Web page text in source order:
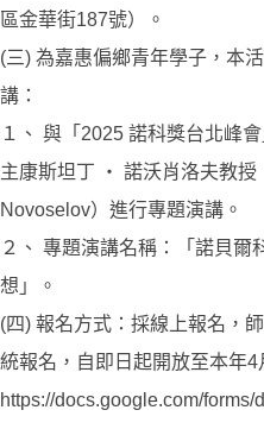
區金華街187號）。
(三) 為嘉惠偏鄉青年學子，本
講：
１、 與「2025 諾科獎台北峰
主康斯坦丁 ‧ 諾沃肖洛夫教授
Novoselov）進行專題演講。
２、 專題演講名稱：「諾貝爾
想」。
(四) 報名方式：採線上報名，
統報名，自即日起開放至本年4
https://docs.google.com/